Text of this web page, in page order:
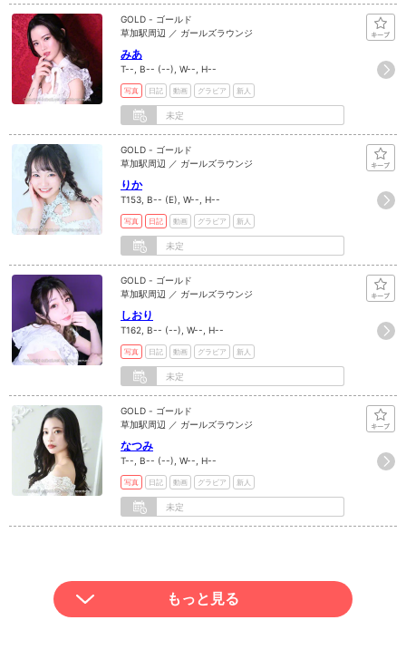
GOLD - ゴールド
草加駅周辺 ／ ガールズラウンジ
みあ
T--, B-- (--), W--, H--
写真 日記 動画 グラビア 新人
未定
GOLD - ゴールド
草加駅周辺 ／ ガールズラウンジ
りか
T153, B-- (E), W--, H--
写真 日記 動画 グラビア 新人
未定
GOLD - ゴールド
草加駅周辺 ／ ガールズラウンジ
しおり
T162, B-- (--), W--, H--
写真 日記 動画 グラビア 新人
未定
GOLD - ゴールド
草加駅周辺 ／ ガールズラウンジ
なつみ
T--, B-- (--), W--, H--
写真 日記 動画 グラビア 新人
未定
もっと見る